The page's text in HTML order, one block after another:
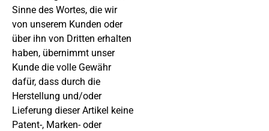
Sinne des Wortes, die wir
von unserem Kunden oder
über ihn von Dritten erhalten
haben, übernimmt unser
Kunde die volle Gewähr
dafür, dass durch die
Herstellung und/oder
Lieferung dieser Artikel keine
Patent-, Marken- oder